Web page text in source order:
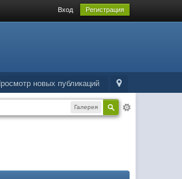
Вход Регистрация
новых публикаций
Галерея